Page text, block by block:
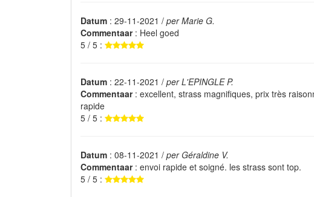
Datum : 29-11-2021 / per Marie G.
Commentaar: Heel goed
5 / 5 :
Datum : 22-11-2021 / per L'EPINGLE P.
Commentaar: excellent, strass magnifiques, prix très
rapide
5 / 5 :
Datum : 08-11-2021 / per Géraldine V.
Commentaar: envoi rapide et soigné. les strass sont top.
5 / 5 :